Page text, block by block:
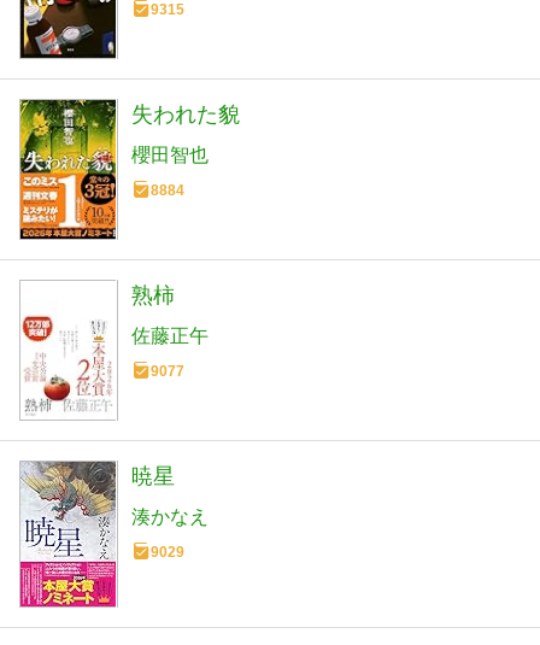
9315
失われた貌
櫻田智也
8884
熟柿
佐藤正午
9077
暁星
湊かなえ
9029